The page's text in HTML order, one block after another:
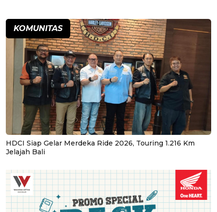
KOMUNITAS
HDCI Siap Gelar Merdeka Ride 2026, Touring 1.216 Km
Jelajah Bali